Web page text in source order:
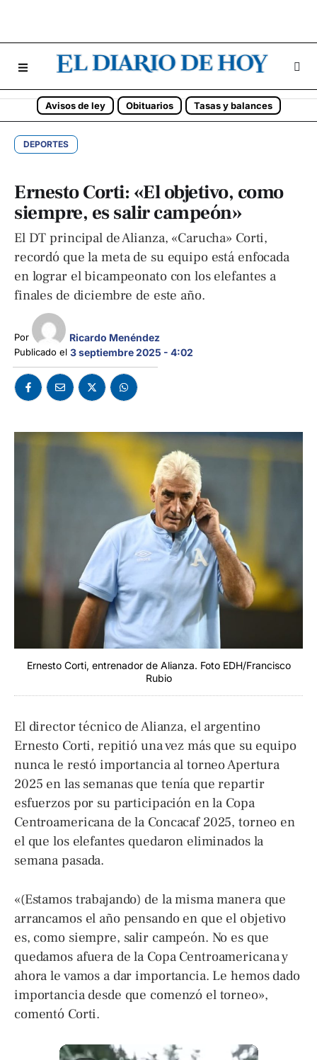
Avisos de ley Obituarios Tasas y balances
DEPORTES
Ernesto Corti: «El objetivo, como
siempre, es salir campeón»
El DT principal de Alianza, «Carucha» Corti,
recordó que la meta de su equipo está enfocada
en lograr el bicampeonato con los elefantes a
finales de diciembre de este año.
Por Ricardo Menéndez
Publicado el 3 septiembre 2025 - 4:02
Ernesto Corti, entrenador de Alianza. Foto EDH/Francisco
Rubio
El director técnico de Alianza, el argentino
Ernesto Corti, repitió una vez más que su equipo
nunca le restó importancia al torneo Apertura
2025 en las semanas que tenía que repartir
esfuerzos por su participación en la Copa
Centroamericana de la Concacaf 2025, torneo en
el que los elefantes quedaron eliminados la
semana pasada.
«(Estamos trabajando) de la misma manera que
arrancamos el año pensando en que el objetivo
es, como siempre, salir campeón. No es que
quedamos afuera de la Copa Centroamericana y
ahora le vamos a dar importancia. Le hemos dado
importancia desde que comenzó el torneo»,
comentó Corti.